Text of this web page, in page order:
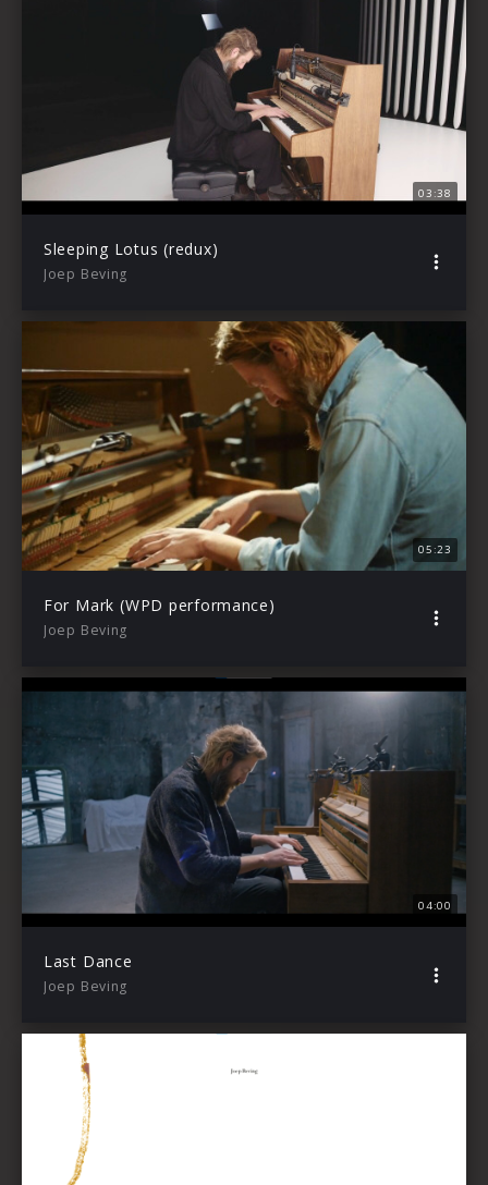
03:38
Sleeping Lotus (redux)
Joep Beving
05:23
For Mark (WPD performance)
Joep Beving
04:00
Last Dance
Joep Beving